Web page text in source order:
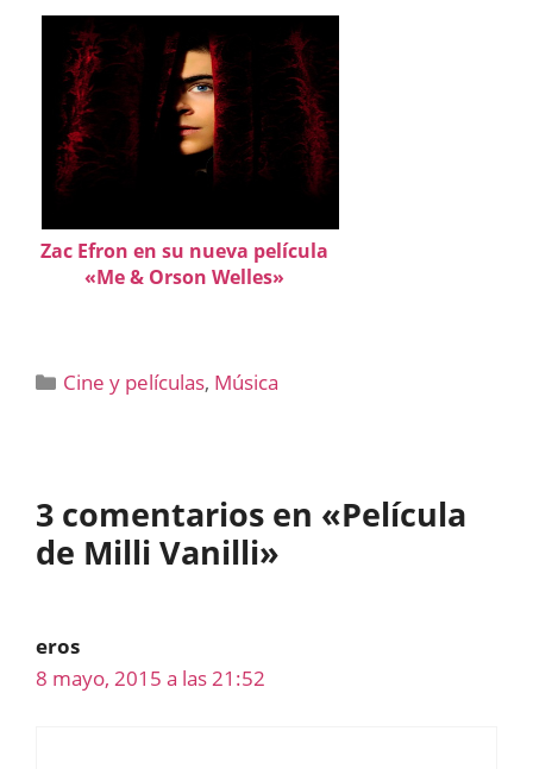
Zac Efron en su nueva película
«Me & Orson Welles»
Categorías
Cine y películas, Música
3 comentarios en «Película
de Milli Vanilli»
eros
8 mayo, 2015 a las 21:52